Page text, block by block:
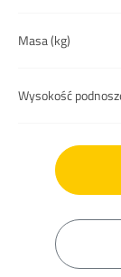
Masa (kg)
Wysokość